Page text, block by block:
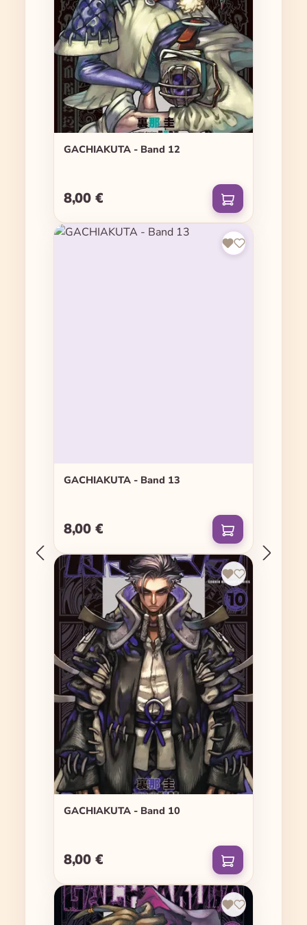
GACHIAKUTA - Band 12
Regulärer Preis:
8,00 €
GACHIAKUTA - Band 13
Regulärer Preis:
8,00 €
GACHIAKUTA - Band 10
Regulärer Preis:
8,00 €